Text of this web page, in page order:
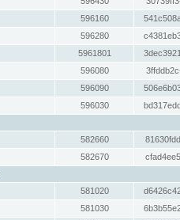
596160
596280
5961801
596080
596090
596030
582660
582670
581020
581030